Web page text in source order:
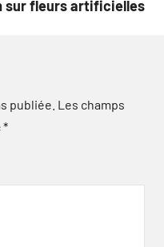
sur fleurs artificielles
publiée. Les champs
*